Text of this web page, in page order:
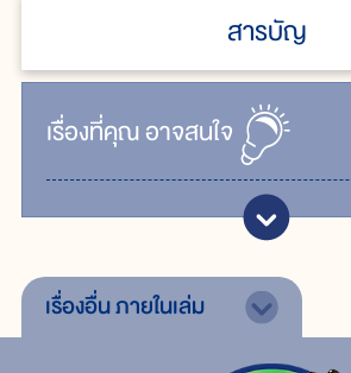
สารบัญ
เรื่ิองที่คุณอาจสนใจ
เรื่องอื่นภายในเล่ม